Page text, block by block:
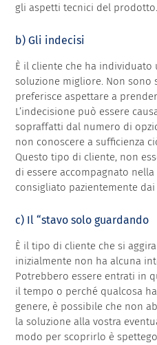
gli aspetti tecnici del prodotto.
b) Gli indecisi
È il cliente che ha individuato
soluzione migliore. Non sono
preferisce aspettare a
L’indecisione può essere
sopraffatti dal numero di
non conoscere a sufficienza
Questo tipo di cliente, non
di essere accompagnato
consigliato pazientemente
c) Il “stavo solo guardando
È il tipo di cliente che si
inizialmente non ha alcuna
Potrebbero essere entrati in
il tempo o perché qualcosa
genere, è possibile che non
la soluzione alla vostra
modo per scoprirlo è